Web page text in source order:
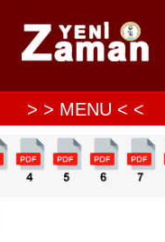
> > MENU < <